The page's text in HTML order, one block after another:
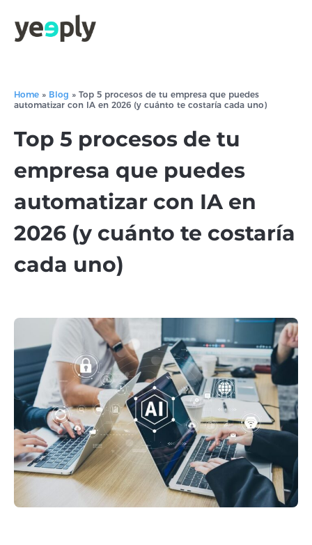
Home » Blog » Top 5 procesos de tu empresa que puedes
automatizar con IA en 2026 (y cuánto te costaría cada uno)
Top 5 procesos de tu
empresa que puedes
automatizar con IA en
2026 (y cuánto te costaría
cada uno)